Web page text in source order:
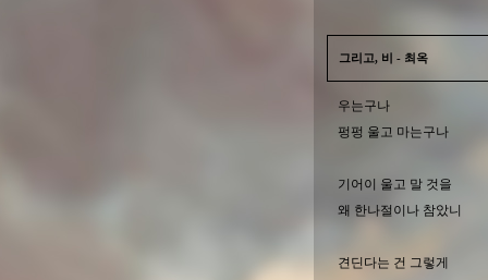
그리고, 비 - 최옥
우는구나
펑펑 울고 마는구나
기어이 울고 말 것을
왜 한나절이나 참았니
견딘다는 건 그렇게